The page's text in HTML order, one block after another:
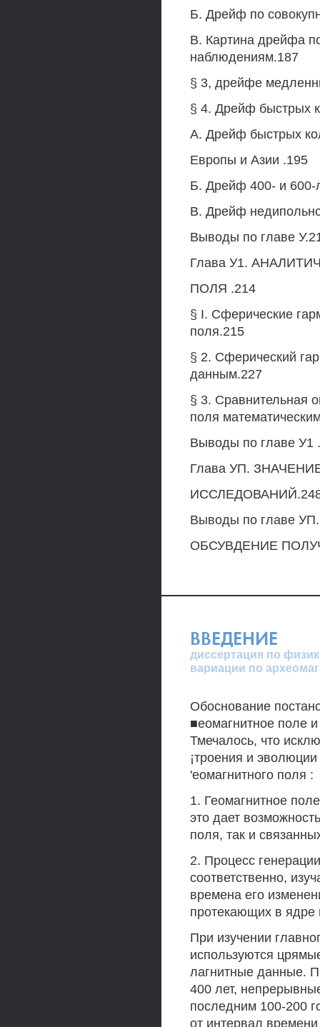
Б. Дрейф по
B. Картина дрейфа
наблюдениям.187
§ 3, дрейфе
§ 4. Дрейф быстрых
A. Дрейф быстрых
Европы и Азии .195
Б. Дрейф 400- и 600-
B. Дрейф
Выводы по главе
Глава У1.
ПОЛЯ .214
§ I. Сферические
поля.215
§ 2. Сферический
данным.227
§ 3. Сравнительная
поля
Выводы по главе У1
Глава УП.
Выводы по главе
ОБСУВДЕНИЕ
ВВЕДЕНИЕ
диссертация по
вариации по
Обоснование
■еомагнитное поле
Тмечалось, что
¡троения и
'еомагнитного поля :
1. Геомагнитное
это дает
поля, так и
2. Процесс
соответственно,
времена его
протекающих в ядре
При изучении
используются
лагнитные данные.
400 лет,
последним 100-200
от интервал